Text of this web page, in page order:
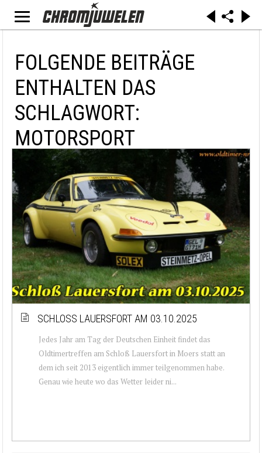
FOLGENDE BEITRÄGE
ENTHALTEN DAS
SCHLAGWORT:
MOTORSPORT
SCHLOSS LAUERSFORT AM 03.10.2025
Jedes Jahr am Tag der Deutschen Einheit findet das
Oldtimertreffen am Schloß Lauersfort in Moers statt an
dem ich seit 2013 eigentlich immer teilgenommen habe.
Genau wie heute wo das Wetter leider ni...